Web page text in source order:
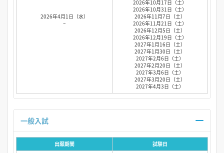
2026年4月1日（水）
~
2026年10月17日（土）
2026年10月31日（土）
2026年11月7日（土）
2026年11月21日（土）
2026年12月5日（土）
2026年12月19日（土）
2027年1月16日（土）
2027年1月30日（土）
2027年2月6日（土）
2027年2月20日（土）
2027年3月6日（土）
2027年3月20日（土）
2027年4月3日（土）
出願期間 試験日